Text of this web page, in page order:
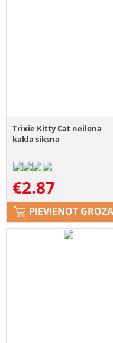
Trixie Kitty Cat neilona
kakla siksna
€2.87
PIEVIENOT